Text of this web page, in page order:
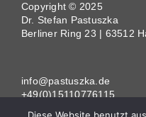
Copyright © 2025
Dr. Stefan Pastuszka
Berliner Ring 23 | 63512
info@pastuszka.de
+49(0)15110776115